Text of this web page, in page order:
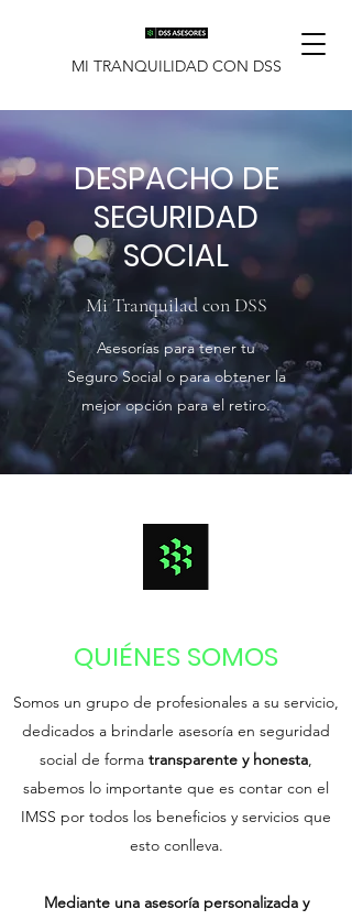
MI TRANQUILIDAD CON DSS
DESPACHO DE
SEGURIDAD
SOCIAL
Mi Tranquilad con DSS
Asesorías para tener tu
Seguro Social o para obtener la
mejor opción para el retiro.
QUIÉNES SOMOS
Somos un grupo de profesionales a su servicio,
dedicados a brindarle asesoría en seguridad
social de forma transparente y honesta,
sabemos lo importante que es contar con el
IMSS por todos los beneficios y servicios que
esto conlleva.
Mediante una asesoría personalizada y